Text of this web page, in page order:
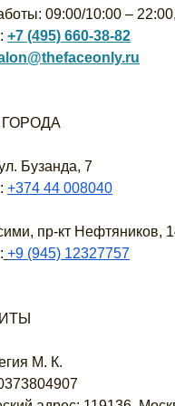
09:00/10:00 –
+7 (495) 660-38-82
Бузанда, 7
+374 44 008040
пр-кт Нефтяников,
+9 (945) 12327757
М. К.